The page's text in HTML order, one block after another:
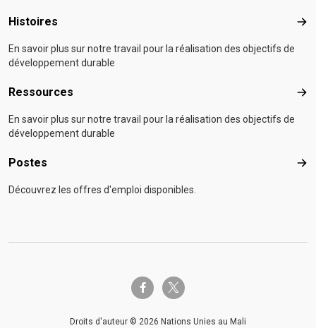
Histoires
En savoir plus sur notre travail pour la réalisation des objectifs de
développement durable
Ressources
En savoir plus sur notre travail pour la réalisation des objectifs de
développement durable
Postes
Découvrez les offres d'emploi disponibles.
facebook-ftwitter-x
Droits d'auteur © 2026 Nations Unies au Mali